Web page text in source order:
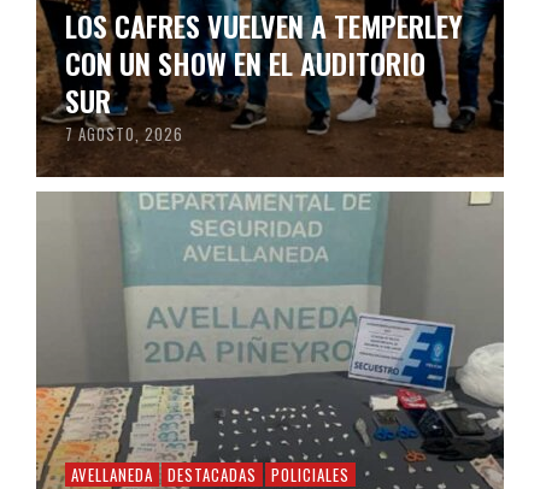
LOS CAFRES VUELVEN A TEMPERLEY
CON UN SHOW EN EL AUDITORIO
SUR
7 AGOSTO, 2026
AVELLANEDA DESTACADAS POLICIALES